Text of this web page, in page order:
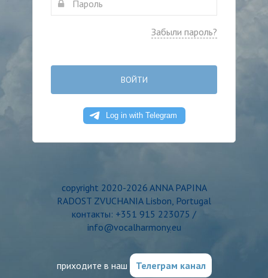
Забыли пароль?
ВОЙТИ
copyright 2020-2026 ANNA PAPINA
RADOST ZVUCHANIA Lisbon, Portugal
контакты: +351 915 223075 /
info@vocalharmony.eu
приходите в наш Телеграм канал